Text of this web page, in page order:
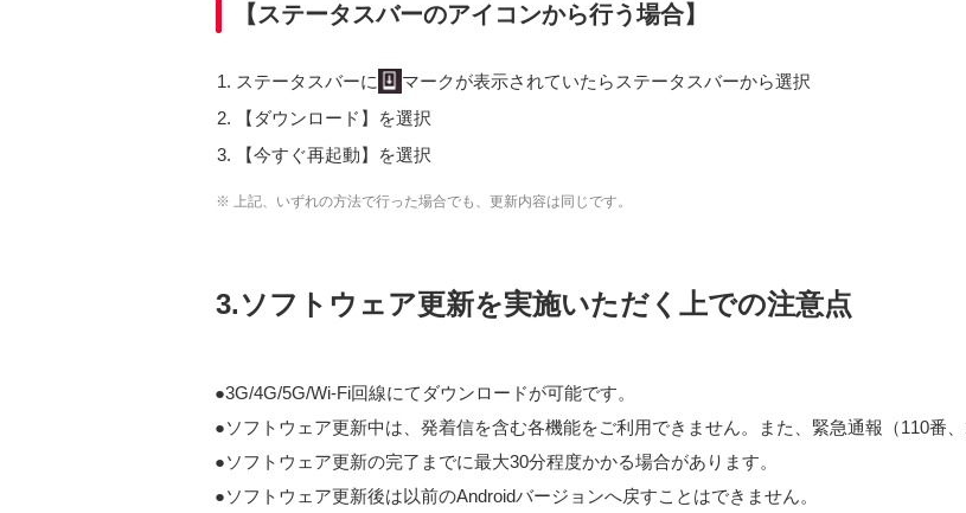
【ステータスバーのアイコンから行う場合】
ステータスバーに
マークが表示されていたらステータスバーから選択
【ダウンロード】を選択
【今すぐ再起動】を選択
※ 上記、いずれの方法で行った場合でも、更新内容は同じです。
3.ソフトウェア更新を実施いただく上での注意点
3G/4G/5G/Wi-Fi回線にてダウンロードが可能です。
ソフトウェア更新中は、発着信を含む各機能をご利用できません。また、緊急通報（110番
ソフトウェア更新の完了までに最大30分程度かかる場合があります。
ソフトウェア更新後は以前のAndroidバージョンへ戻すことはできません。